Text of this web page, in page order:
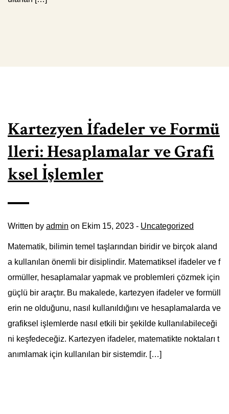
Kartezyen İfadeler ve Formü
lleri: Hesaplamalar ve Grafi
ksel İşlemler
Written by admin on Ekim 15, 2023 - Uncategorized
Matematik, bilimin temel taşlarından biridir ve birçok aland
a kullanılan önemli bir disiplindir. Matematiksel ifadeler ve f
ormüller, hesaplamalar yapmak ve problemleri çözmek için
güçlü bir araçtır. Bu makalede, kartezyen ifadeler ve formüll
erin ne olduğunu, nasıl kullanıldığını ve hesaplamalarda ve
grafiksel işlemlerde nasıl etkili bir şekilde kullanılabileceği
ni keşfedeceğiz. Kartezyen ifadeler, matematikte noktaları t
anımlamak için kullanılan bir sistemdir. […]